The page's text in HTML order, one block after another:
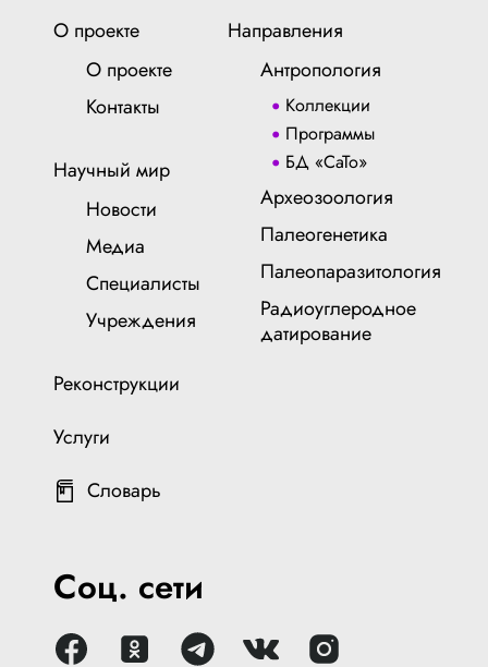
О проекте
О проекте
Контакты
Научный мир
Новости
Медиа
Специалисты
Учреждения
Реконструкции
Услуги
Словарь
Направления
Антропология
Коллекции
Программы
БД «СаТо»
Археозоология
Палеогенетика
Палеопаразитология
Радиоуглеродное
датирование
Соц. сети